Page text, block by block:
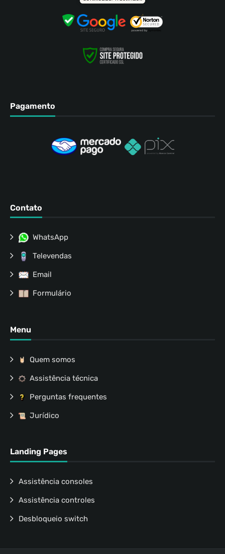
Pagamento
Contato
WhatsApp
Televendas
Email
Formulário
Menu
Quem somos
Assistência técnica
Perguntas frequentes
Jurídico
Landing Pages
Assistência consoles
Assistência controles
Desbloqueio switch